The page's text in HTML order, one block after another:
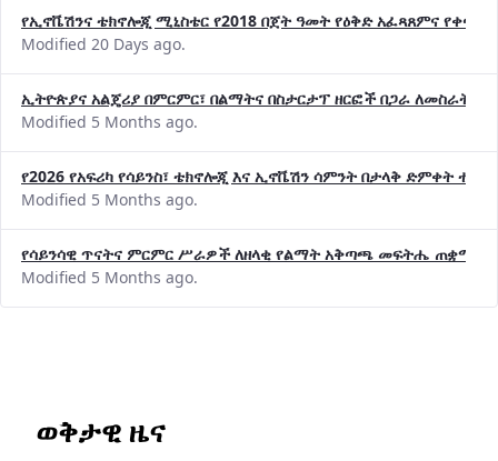
የኢኖቬሽንና ቴክኖሎጂ ሚኒስቴር የ2018 በጀት ዓመት የዕቅድ አፈጻጸምና
Modified 20 Days ago.
ኢትዮጵያና አልጄሪያ በምርምር፣ በልማትና በስታርታፕ ዘርፎች በጋራ ለመስራት
Modified 5 Months ago.
የ2026 የአፍሪካ የሳይንስ፣ ቴክኖሎጂ እና ኢኖቬሽን ሳምንት በታላቅ ድምቀት
Modified 5 Months ago.
የሳይንሳዊ ጥናትና ምርምር ሥራዎች ለዘላቂ የልማት አቅጣጫ መፍትሔ ጠቋሚ
Modified 5 Months ago.
ወቅታዊ ዜና